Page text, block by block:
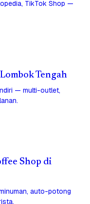
TikTok Shop —
Tengah
— multi-outlet,
Shop di
auto-potong